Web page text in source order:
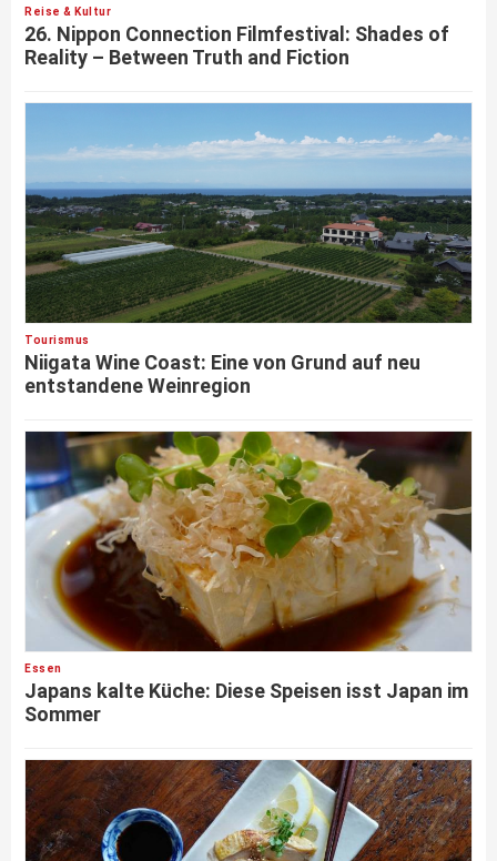
Reise & Kultur
26. Nippon Connection Filmfestival: Shades of
Reality – Between Truth and Fiction
Tourismus
Niigata Wine Coast: Eine von Grund auf neu
entstandene Weinregion
Essen
Japans kalte Küche: Diese Speisen isst Japan im
Sommer